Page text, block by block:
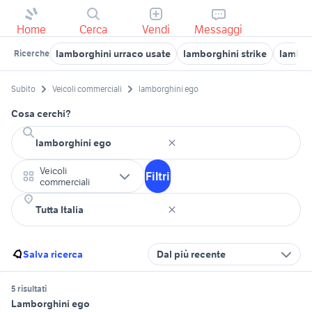
Home Cerca Vendi Messaggi
Ricerche lamborghini urraco usate lamborghini strike
Subito Veicoli commerciali lamborghini ego
Cosa cerchi?
Veicoli
commerciali
Filtri
Salva ricerca Dal più recente
5 risultati
Lamborghini ego